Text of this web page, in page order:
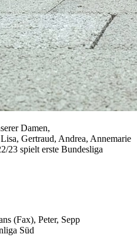
Damen,
Gertraud, Andrea, Annemarie
23 spielt erste Bundesliga
(Fax), Peter, Sepp
Süd